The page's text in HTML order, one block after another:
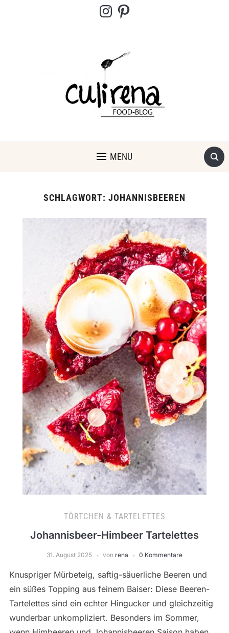
InstagramPinterest
MENU
SCHLAGWORT: JOHANNISBEEREN
TÖRTCHEN & TARTELETTES
Johannisbeer-Himbeer Tartelettes
31. August 2025 von rena 0 Kommentare
Knuspriger Mürbeteig, saftig-säuerliche Beeren und
ein süßes Topping aus feinem Baiser: Diese Beeren-
Tartelettes sind ein echter Hingucker und gleichzeitig
wunderbar unkompliziert. Besonders im Sommer,